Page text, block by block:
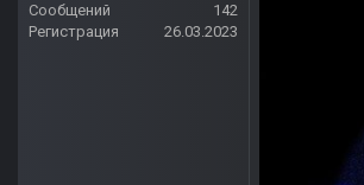
Сообщений
142
Регистрация
26.03.2023